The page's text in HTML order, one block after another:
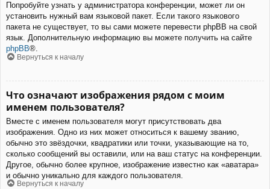
Попробуйте узнать у администратора конференции, может ли он
установить нужный вам языковой пакет. Если такого языкового
пакета не существует, то вы сами можете перевести phpBB на свой
язык. Дополнительную информацию вы можете получить на сайте
phpBB®.
Вернуться к началу
Что означают изображения рядом с моим
именем пользователя?
Вместе с именем пользователя могут присутствовать два
изображения. Одно из них может относиться к вашему званию,
обычно это звёздочки, квадратики или точки, указывающие на то,
сколько сообщений вы оставили, или на ваш статус на конференции.
Другое, обычно более крупное, изображение известно как «аватара»
и обычно уникально для каждого пользователя.
Вернуться к началу